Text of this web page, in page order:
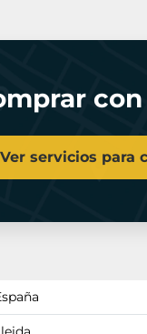
servicios para